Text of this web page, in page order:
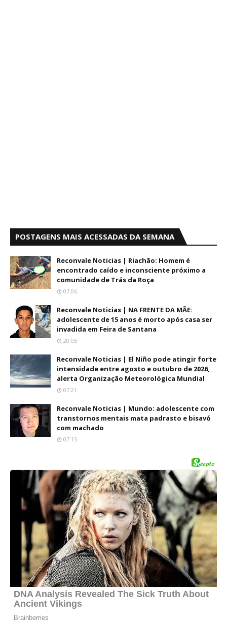
POSTAGENS MAIS ACESSADAS DA SEMANA
Reconvale Noticias | Riachão: Homem é
encontrado caído e inconsciente próximo a
comunidade de Trás da Roça
07:06
Reconvale Noticias | NA FRENTE DA MÃE:
adolescente de 15 anos é morto após casa ser
invadida em Feira de Santana
20:05
Reconvale Noticias | El Niño pode atingir forte
intensidade entre agosto e outubro de 2026,
alerta Organização Meteorológica Mundial
07:21
Reconvale Noticias | Mundo: adolescente com
transtornos mentais mata padrasto e bisavó
com machado
07:15